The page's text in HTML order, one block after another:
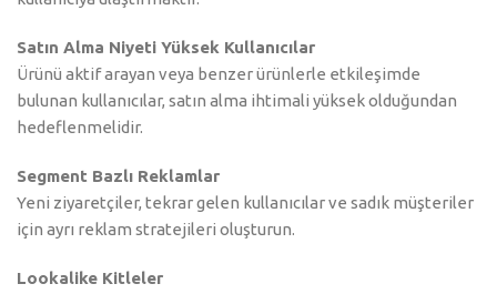
Satın Alma Niyeti Yüksek Kullanıcılar
Ürünü aktif arayan veya benzer ürünlerle etkileşimde
bulunan kullanıcılar, satın alma ihtimali yüksek olduğundan
hedeflenmelidir.
Segment Bazlı Reklamlar
Yeni ziyaretçiler, tekrar gelen kullanıcılar ve sadık müşteriler
için ayrı reklam stratejileri oluşturun.
Lookalike Kitleler